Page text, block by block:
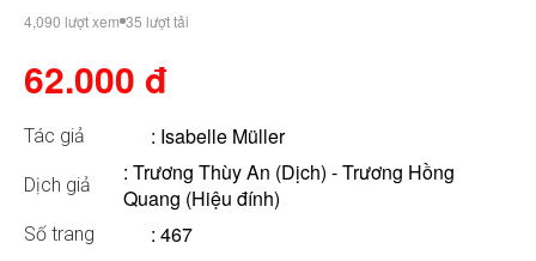
4,090 lượt xem 35 lượt tải
62.000 đ
Tác giả : Isabelle Müller
Dịch giả
: Trương Thùy An (Dịch) - Trương Hồng
Quang (Hiệu đính)
Số trang : 467